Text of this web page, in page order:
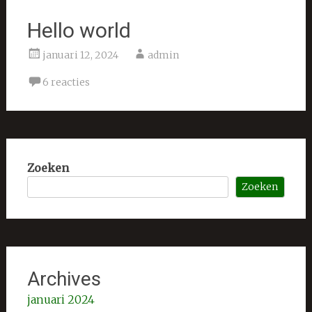
Hello world
januari 12, 2024 admin
6 reacties
Zoeken
Zoeken
Archives
januari 2024